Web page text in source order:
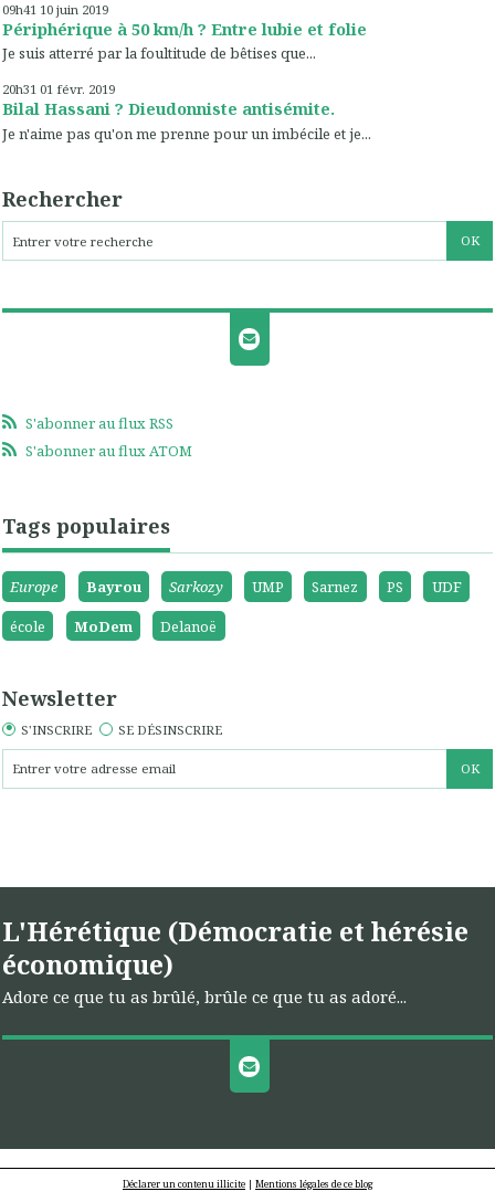
09h41 10 juin 2019
Périphérique à 50 km/h ? Entre lubie et folie
Je suis atterré par la foultitude de bêtises que...
20h31 01 févr. 2019
Bilal Hassani ? Dieudonniste antisémite.
Je n'aime pas qu'on me prenne pour un imbécile et je...
Rechercher
S'abonner au flux RSS
S'abonner au flux ATOM
Tags populaires
Europe Bayrou Sarkozy UMP Sarnez PS
UDF
école
MoDem Delanoë
Newsletter
S'INSCRIRE SE DÉSINSCRIRE
L'Hérétique (Démocratie et hérésie
économique)
Adore ce que tu as brûlé, brûle ce que tu as adoré...
Déclarer un contenu illicite | Mentions légales de ce blog